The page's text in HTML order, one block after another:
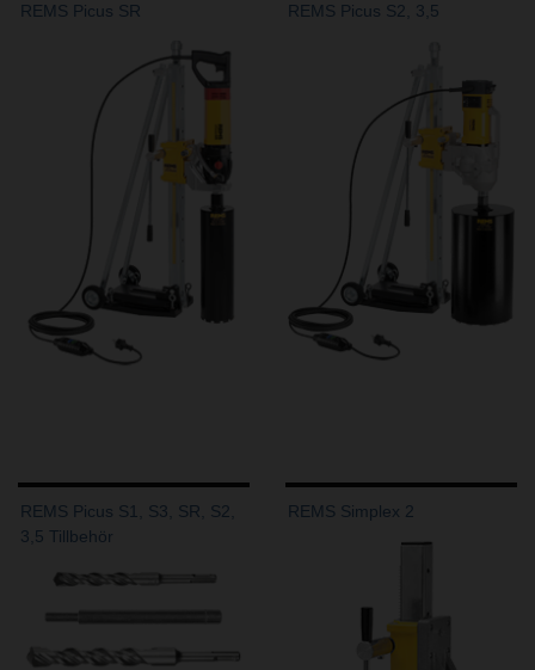
REMS Picus SR REMS Picus S2, 3,5
REMS Picus S1, S3, SR, S2,
3,5 Tillbehör
REMS Simplex 2